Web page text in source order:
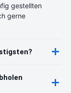
gestellten
gerne